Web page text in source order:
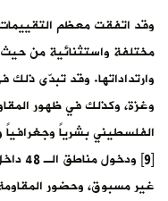
وقد اتفقت معظم
مختلفة واستثنائية من
وارتداداتها. وقد تبدّى ذلك
وغزة، وكذلك في ظهور
الفلسطيني بشرياً وجغرافياً
[9]
غير مسبوق، وحضور